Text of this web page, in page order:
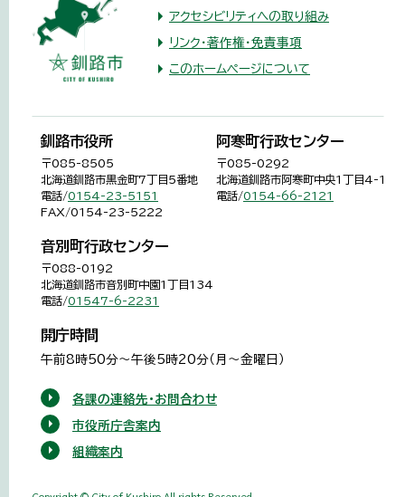
アクセシビリティへの取り組み
リンク・著作権・免責事項
このホームページについて
釧路市役所
〒085-8505
北海道釧路市黒金町7丁目5番地
電話/0154-23-5151
FAX/0154-23-5222
阿寒町行政センター
〒085-0292
北海道釧路市阿寒町中央1丁目4-1
電話/0154-66-2121
音別町行政センター
〒088-0192
北海道釧路市音別町中園1丁目134
電話/01547-6-2231
開庁時間
午前8時50分～午後5時20分（月～金曜日）
各課の連絡先・お問合わせ
市役所庁舎案内
組織案内